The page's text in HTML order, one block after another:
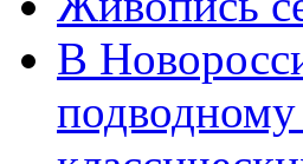
В
подводному